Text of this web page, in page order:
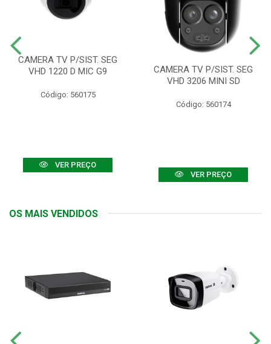
CAMERA TV P/SIST. SEG
VHD 1220 D MIC G9
Código: 560175
VER PREÇO
CAMERA TV P/SIST. SEG
VHD 3206 MINI SD
Código: 560174
VER PREÇO
OS MAIS VENDIDOS